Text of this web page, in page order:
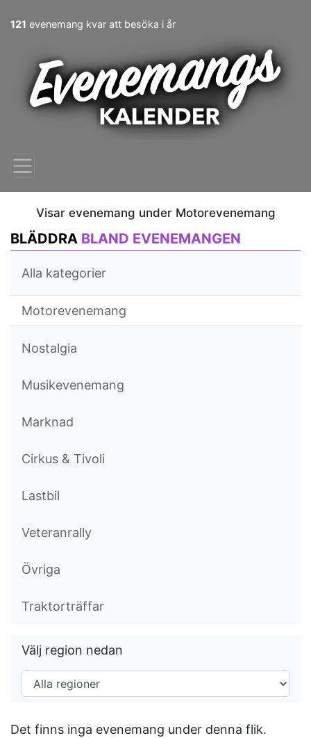
121 evenemang kvar att besöka i år
Visar evenemang under Motorevenemang
BLÄDDRA BLAND EVENEMANGEN
Alla kategorier
Motorevenemang
Nostalgia
Musikevenemang
Marknad
Cirkus & Tivoli
Lastbil
Veteranrally
Övriga
Traktorträffar
Välj region nedan
Det finns inga evenemang under denna flik.